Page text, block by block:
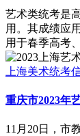
艺术类统考是
用。其成绩应
用于春季高考
上海美术统考
重庆市2023年
​11月20日，市